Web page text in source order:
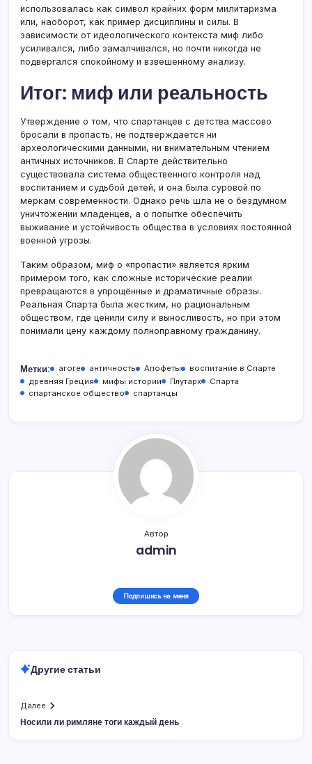
использовалась как символ крайних форм милитаризма
или, наоборот, как пример дисциплины и силы. В
зависимости от идеологического контекста миф либо
усиливался, либо замалчивался, но почти никогда не
подвергался спокойному и взвешенному анализу.
Итог: миф или реальность
Утверждение о том, что спартанцев с детства массово
бросали в пропасть, не подтверждается ни
археологическими данными, ни внимательным чтением
античных источников. В Спарте действительно
существовала система общественного контроля над
воспитанием и судьбой детей, и она была суровой по
меркам современности. Однако речь шла не о бездумном
уничтожении младенцев, а о попытке обеспечить
выживание и устойчивость общества в условиях постоянной
военной угрозы.
Таким образом, миф о «пропасти» является ярким
примером того, как сложные исторические реалии
превращаются в упрощённые и драматичные образы.
Реальная Спарта была жестким, но рациональным
обществом, где ценили силу и выносливость, но при этом
понимали цену каждому полноправному гражданину.
Метки: агоге античность Апофеты
воспитание в Спарте
древняя Греция
мифы истории Плутарх
Спарта
спартанское общество
спартанцы
Автор
admin
Подпишись на меня
Другие статьи
Далее
Носили ли римляне тоги каждый день